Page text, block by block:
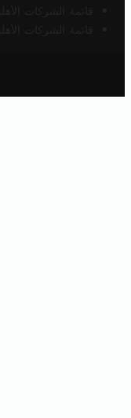
قائمة الشركات
قائمة الشركات